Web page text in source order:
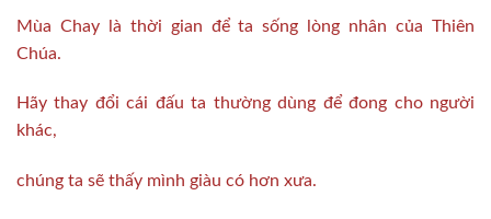
Mùa Chay là thời gian để ta sống lòng nhân của Thiên
Chúa.
Hãy thay đổi cái đấu ta thường dùng để đong cho người
khác,
chúng ta sẽ thấy mình giàu có hơn xưa.